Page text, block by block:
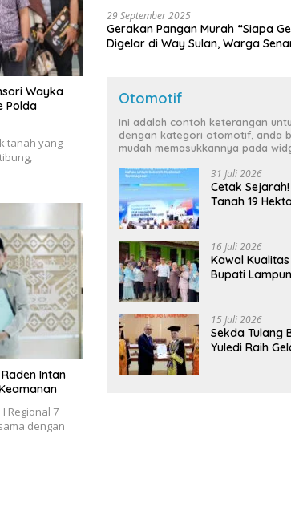
Wayka
Polda
tanah yang
Intan
Regional 7
dengan
29 September 2025
Gerakan Pangan Murah “Siapa
Digelar di Way Sulan, Warga
Otomotif
Ini adalah contoh keterangan
dengan kategori otomotif, anda
mudah memasukkannya pada
31 Juli 2026
Cetak
Tanah 19
Terintegrasi
Lampung
16 Juli 2026
Kawal Kualitas
Bupati
Bergizi Gratis
15 Juli 2026
Sekda Tulang
Yuledi Raih